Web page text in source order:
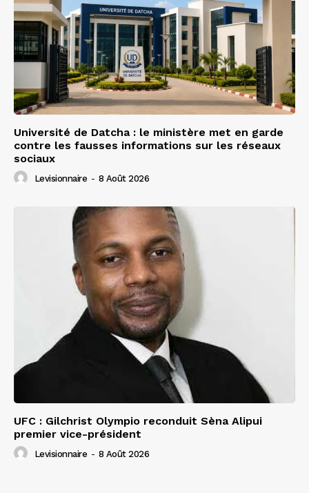
Université de Datcha : le ministère met en garde
contre les fausses informations sur les réseaux
sociaux
Levisionnaire - 8 Août 2026
UFC : Gilchrist Olympio reconduit Sèna Alipui
premier vice-président
Levisionnaire - 8 Août 2026